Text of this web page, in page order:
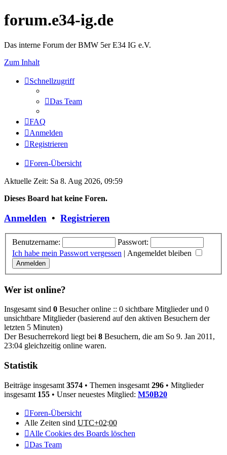
forum.e34-ig.de
Das interne Forum der BMW 5er E34 IG e.V.
Zum Inhalt
Schnellzugriff
Das Team
FAQ
Anmelden
Registrieren
Foren-Übersicht
Aktuelle Zeit: Sa 8. Aug 2026, 09:59
Dieses Board hat keine Foren.
Anmelden • Registrieren
Benutzername:
Passwort:
Ich habe mein Passwort vergessen | Angemeldet bleiben
Wer ist online?
Insgesamt sind 0 Besucher online :: 0 sichtbare Mitglieder und 0
unsichtbare Mitglieder (basierend auf den aktiven Besuchern der
letzten 5 Minuten)
Der Besucherrekord liegt bei 8 Besuchern, die am So 9. Jan 2011,
23:04 gleichzeitig online waren.
Statistik
Beiträge insgesamt 3574 • Themen insgesamt 296 • Mitglieder
insgesamt 155 • Unser neuestes Mitglied: M50B20
Foren-Übersicht
Alle Zeiten sind UTC+02:00
Alle Cookies des Boards löschen
Das Team